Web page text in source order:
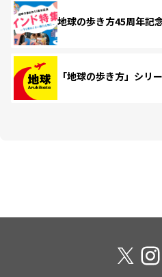
地球の歩き方45周年記
「地球の歩き方」シリ